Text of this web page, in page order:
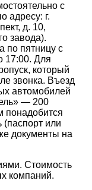
с
адресу: г.
д. 10,
завода).
по пятницу с
17:00. Для
который
звонка. Въезд
автомобилей
— 200
понадобится
(паспорт или
документы на
Стоимость
компаний.